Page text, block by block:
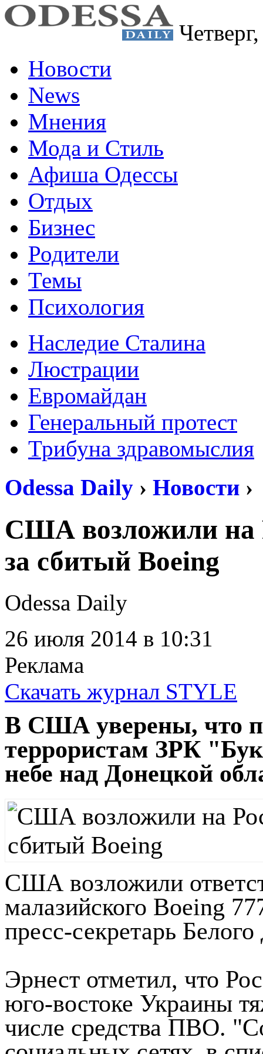
Новости
News
Мнения
Мода и Стиль
Афиша Одессы
Отдых
Бизнес
Родители
Темы
Психология
Наследие Сталина
Люстрации
Евромайдан
Генеральный протест
Трибуна здравомыслия
Odessa Daily › Новости ›
США возложили на
за сбитый Boeing
Odessa Daily
26 июля 2014 в 10:31
Реклама
Скачать журнал STYLE
В США уверены, что
террористам ЗРК
небе над Донецкой
США возложили
малазийского Boeing
пресс-секретарь
Эрнест отметил, что
юго-востоке Украины
числе средства ПВО.